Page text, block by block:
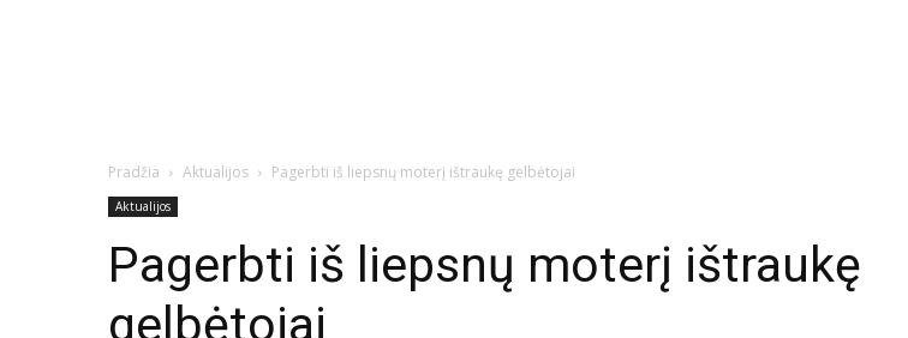
Pradžia Aktualijos Pagerbti iš liepsnų moterį ištraukę gelbėtojai
Aktualijos
Pagerbti iš liepsnų moterį ištraukę
gelbėtojai